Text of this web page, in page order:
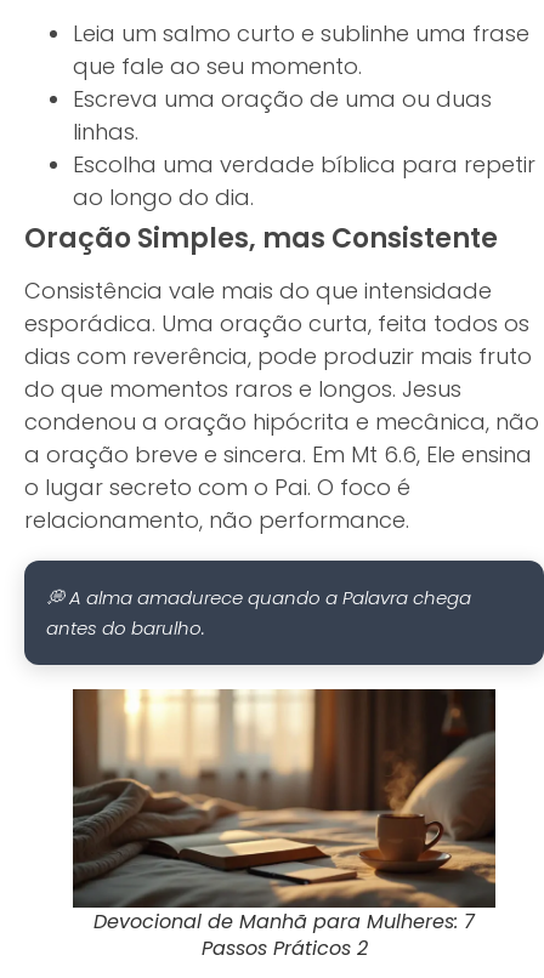
Leia um salmo curto e sublinhe uma frase
que fale ao seu momento.
Escreva uma oração de uma ou duas
linhas.
Escolha uma verdade bíblica para repetir
ao longo do dia.
Oração Simples, mas Consistente
Consistência vale mais do que intensidade
esporádica. Uma oração curta, feita todos os
dias com reverência, pode produzir mais fruto
do que momentos raros e longos. Jesus
condenou a oração hipócrita e mecânica, não
a oração breve e sincera. Em Mt 6.6, Ele ensina
o lugar secreto com o Pai. O foco é
relacionamento, não performance.
💭 A alma amadurece quando a Palavra chega
antes do barulho.
Devocional de Manhã para Mulheres: 7
Passos Práticos 2